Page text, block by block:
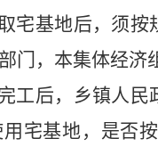
宅基地后，须
门，本集体经
工后，乡镇人
宅基地，是否